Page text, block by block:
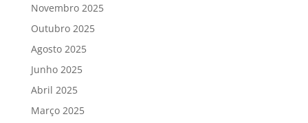
Novembro 2025
Outubro 2025
Agosto 2025
Junho 2025
Abril 2025
Março 2025